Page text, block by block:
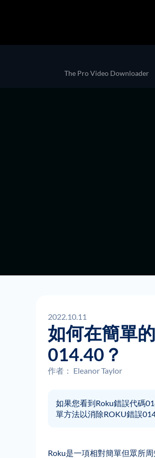
The Pro Video Downloader
2022.10.11
如何在簡單
014.40？
作者： Eleanor Taylor
如果您看到Roku錯誤代碼
單方法以消除ROKU錯誤
Roku是一項相對簡單但眾所